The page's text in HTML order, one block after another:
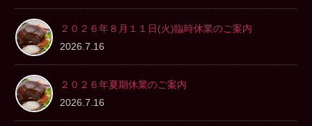
２０２６年８月１１日(火)臨時休業のご案内
2026.7.16
２０２６年夏期休業のご案内
2026.7.16